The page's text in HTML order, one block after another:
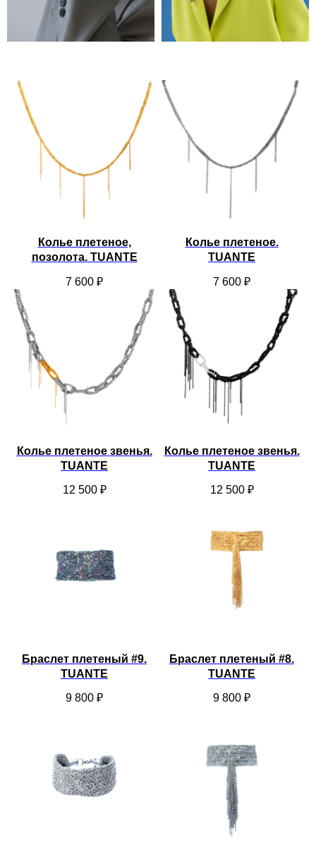
Колье плетеное,
позолота. TUANTE
7 600 ₽
Колье плетеное.
TUANTE
7 600 ₽
Колье плетеное звенья.
TUANTE
12 500 ₽
Колье плетеное звенья.
TUANTE
12 500 ₽
Браслет плетеный #9.
TUANTE
9 800 ₽
Браслет плетеный #8.
TUANTE
9 800 ₽